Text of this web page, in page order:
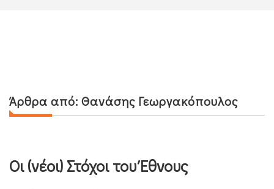
Άρθρα από:Θανάσης Γεωργακόπουλος
Οι (νέοι) Στόχοι του Έθνους